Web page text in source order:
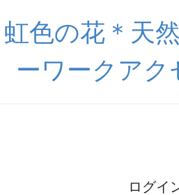
虹色の花＊天
ーワークアク
ログイ